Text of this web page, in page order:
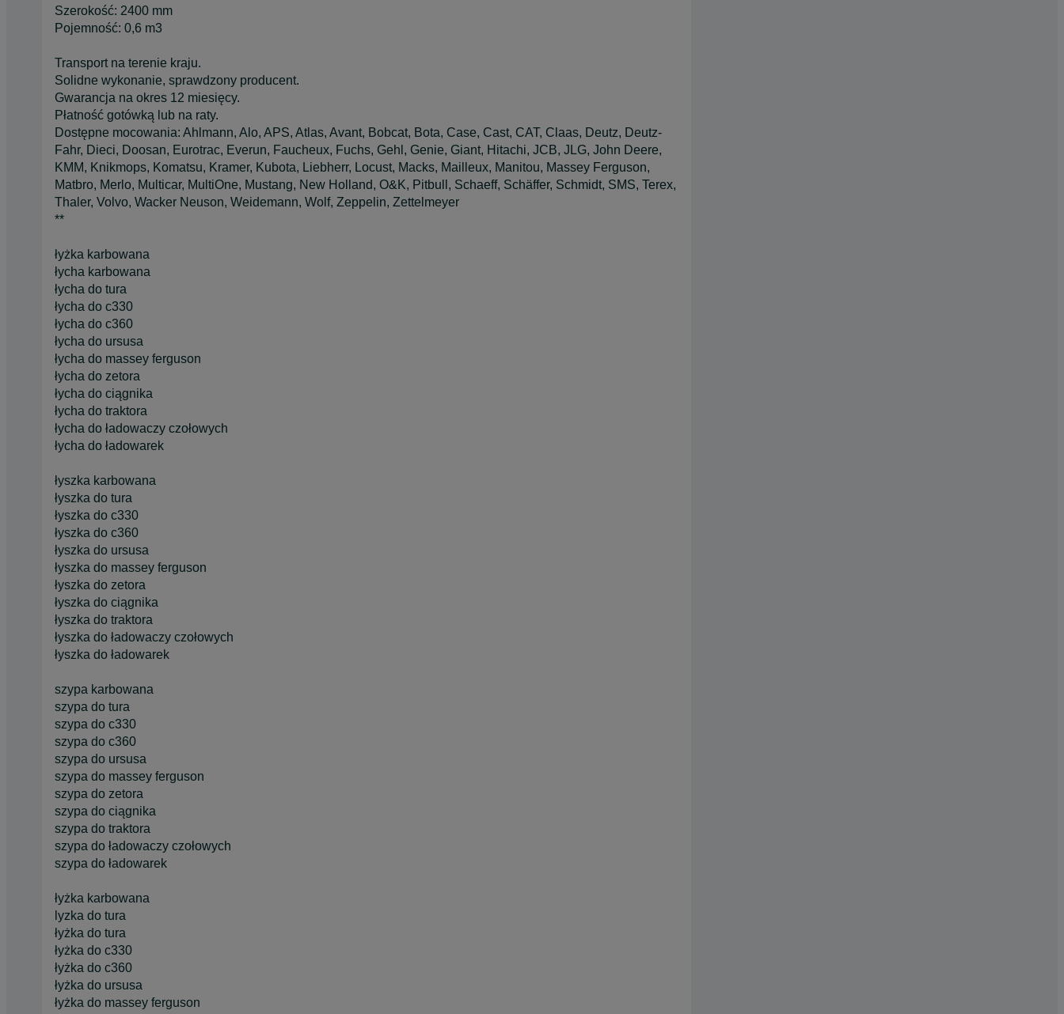
Szerokość: 2400 mm
Pojemność: 0,6 m3
Transport na terenie kraju.
Solidne wykonanie, sprawdzony producent.
Gwarancja na okres 12 miesięcy.
Płatność gotówką lub na raty.
Dostępne mocowania: Ahlmann, Alo, APS, Atlas, Avant, Bobcat, Bota, Case, Cast, CAT, Claas, Deutz, Deutz-
Fahr, Dieci, Doosan, Eurotrac, Everun, Faucheux, Fuchs, Gehl, Genie, Giant, Hitachi, JCB, JLG, John Deere,
KMM, Knikmops, Komatsu, Kramer, Kubota, Liebherr, Locust, Macks, Mailleux, Manitou, Massey Ferguson,
Matbro, Merlo, Multicar, MultiOne, Mustang, New Holland, O&K, Pitbull, Schaeff, Schäffer, Schmidt, SMS, Terex,
Thaler, Volvo, Wacker Neuson, Weidemann, Wolf, Zeppelin, Zettelmeyer
**
łyżka karbowana
łycha karbowana
łycha do tura
łycha do c330
łycha do c360
łycha do ursusa
łycha do massey ferguson
łycha do zetora
łycha do ciągnika
łycha do traktora
łycha do ładowaczy czołowych
łycha do ładowarek
łyszka karbowana
łyszka do tura
łyszka do c330
łyszka do c360
łyszka do ursusa
łyszka do massey ferguson
łyszka do zetora
łyszka do ciągnika
łyszka do traktora
łyszka do ładowaczy czołowych
łyszka do ładowarek
szypa karbowana
szypa do tura
szypa do c330
szypa do c360
szypa do ursusa
szypa do massey ferguson
szypa do zetora
szypa do ciągnika
szypa do traktora
szypa do ładowaczy czołowych
szypa do ładowarek
łyżka karbowana
lyzka do tura
łyżka do tura
łyżka do c330
łyżka do c360
łyżka do ursusa
łyżka do massey ferguson